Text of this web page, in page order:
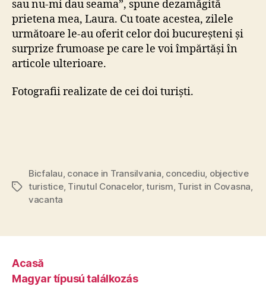
sau nu-mi dau seama”, spune dezamăgită
prietena mea, Laura. Cu toate acestea, zilele
următoare le-au oferit celor doi bucureșteni și
surprize frumoase pe care le voi împărtăși în
articole ulterioare.
Fotografii realizate de cei doi turiști.
Tags
Bicfalau, conace in Transilvania, concediu, objective
turistice, Tinutul Conacelor,turism, Turist in Covasna,
vacanta
Acasă
Magyar típusú találkozás